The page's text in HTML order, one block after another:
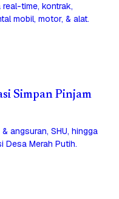
time, kontrak,
mobil, motor, & alat.
Simpan Pinjam
angsuran, SHU, hingga
Desa Merah Putih.